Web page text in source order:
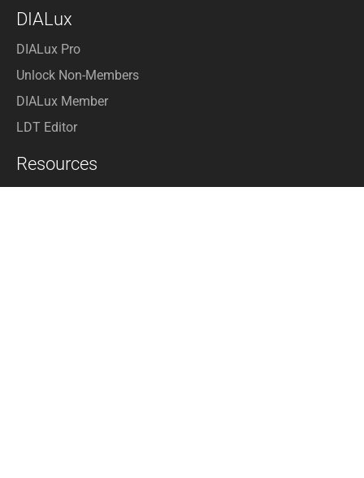
DIALux
DIALux Pro
Unlock Non-Members
DIALux Member
LDT Editor
Resources